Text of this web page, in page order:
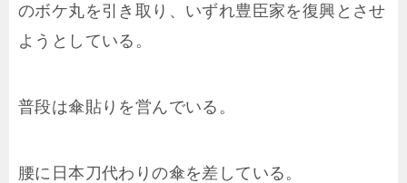
のボケ丸を引き取り、いずれ豊臣家を復興とさせ
ようとしている。
普段は傘貼りを営んでいる。
腰に日本刀代わりの傘を差している。